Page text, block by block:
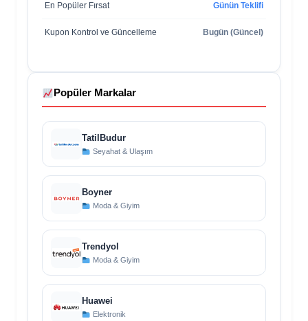
En Popüler Fırsat Günün Teklifi
Kupon Kontrol ve Güncelleme Bugün (Güncel)
Popüler Markalar
TatilBudur
Seyahat & Ulaşım
Boyner
Moda & Giyim
Trendyol
Moda & Giyim
Huawei
Elektronik